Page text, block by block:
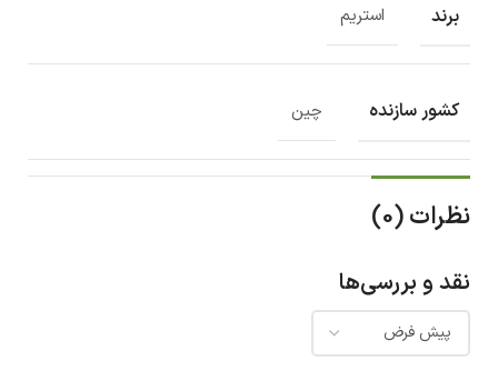
برند استریم
کشور سازنده چین
نظرات (0)
نقد و بررسی‌ها